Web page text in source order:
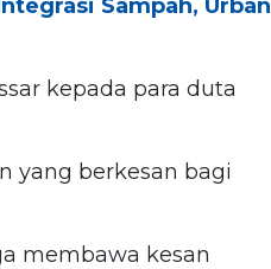
Sampah, Urban
kepada para duta
yang berkesan bagi
membawa kesan